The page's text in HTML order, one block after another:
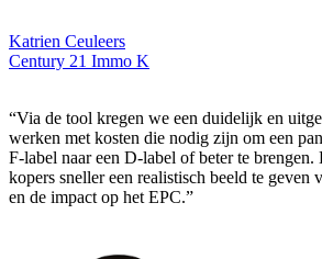
Katrien Ceuleers
Century 21 Immo K
“Via de tool kregen we een duidelijk en
werken met kosten die nodig zijn om een
F-label naar een D-label of beter te
kopers sneller een realistisch beeld te geven
en de impact op het EPC.”